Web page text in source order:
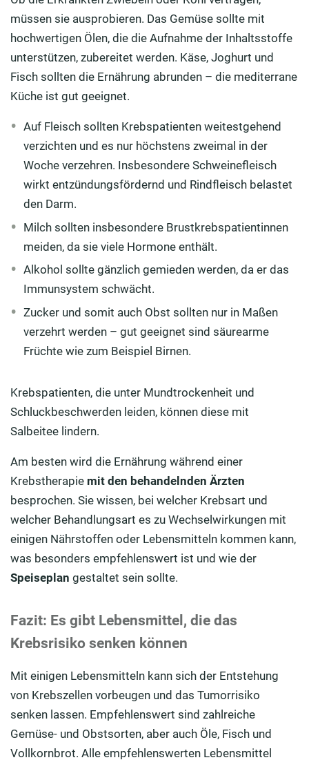
müssen sie ausprobieren. Das Gemüse sollte mit
hochwertigen Ölen, die die Aufnahme der Inhaltsstoffe
unterstützen, zubereitet werden. Käse, Joghurt und
Fisch sollten die Ernährung abrunden – die mediterrane
Küche ist gut geeignet.
Auf Fleisch sollten Krebspatienten weitestgehend
verzichten und es nur höchstens zweimal in der
Woche verzehren. Insbesondere Schweinefleisch
wirkt entzündungsfördernd und Rindfleisch belastet
den Darm.
Milch sollten insbesondere Brustkrebspatientinnen
meiden, da sie viele Hormone enthält.
Alkohol sollte gänzlich gemieden werden, da er das
Immunsystem schwächt.
Zucker und somit auch Obst sollten nur in Maßen
verzehrt werden – gut geeignet sind säurearme
Früchte wie zum Beispiel Birnen.
Krebspatienten, die unter Mundtrockenheit und
Schluckbeschwerden leiden, können diese mit
Salbeitee lindern.
Am besten wird die Ernährung während einer
Krebstherapie mit den behandelnden Ärzten
besprochen. Sie wissen, bei welcher Krebsart und
welcher Behandlungsart es zu Wechselwirkungen mit
einigen Nährstoffen oder Lebensmitteln kommen kann,
was besonders empfehlenswert ist und wie der
Speiseplan gestaltet sein sollte.
Fazit: Es gibt Lebensmittel, die das
Krebsrisiko senken können
Mit einigen Lebensmitteln kann sich der Entstehung
von Krebszellen vorbeugen und das Tumorrisiko
senken lassen. Empfehlenswert sind zahlreiche
Gemüse- und Obstsorten, aber auch Öle, Fisch und
Vollkornbrot. Alle empfehlenswerten Lebensmittel